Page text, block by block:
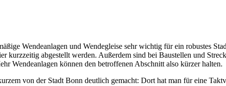
Wendeanlagen und Wendegleise sehr wichtig für ein robustes
kurzzeitig abgestellt werden. Außerdem sind bei Baustellen und
Wendeanlagen können den betroffenen Abschnitt also kürzer halten.
von der Stadt Bonn deutlich gemacht: Dort hat man für eine